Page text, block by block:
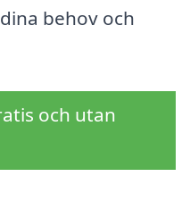
behov och
och utan